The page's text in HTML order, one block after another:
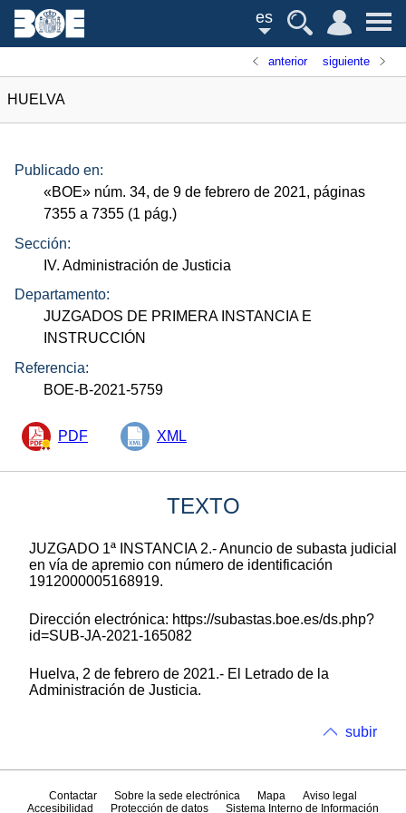
es
anterior siguiente
HUELVA
Publicado en:
«BOE» núm. 34, de 9 de febrero de 2021, páginas
7355 a 7355 (1 pág.)
Sección:
IV. Administración de Justicia
Departamento:
JUZGADOS DE PRIMERA INSTANCIA E
INSTRUCCIÓN
Referencia:
BOE-B-2021-5759
PDF XML
TEXTO
JUZGADO 1ª INSTANCIA 2.- Anuncio de subasta judicial
en vía de apremio con número de identificación
1912000005168919.
Dirección electrónica: https://subastas.boe.es/ds.php?
id=SUB-JA-2021-165082
Huelva, 2 de febrero de 2021.- El Letrado de la
Administración de Justicia.
subir
Contactar Sobre la sede electrónica Mapa
Aviso legal
Accesibilidad
Protección de datos Sistema Interno de Información